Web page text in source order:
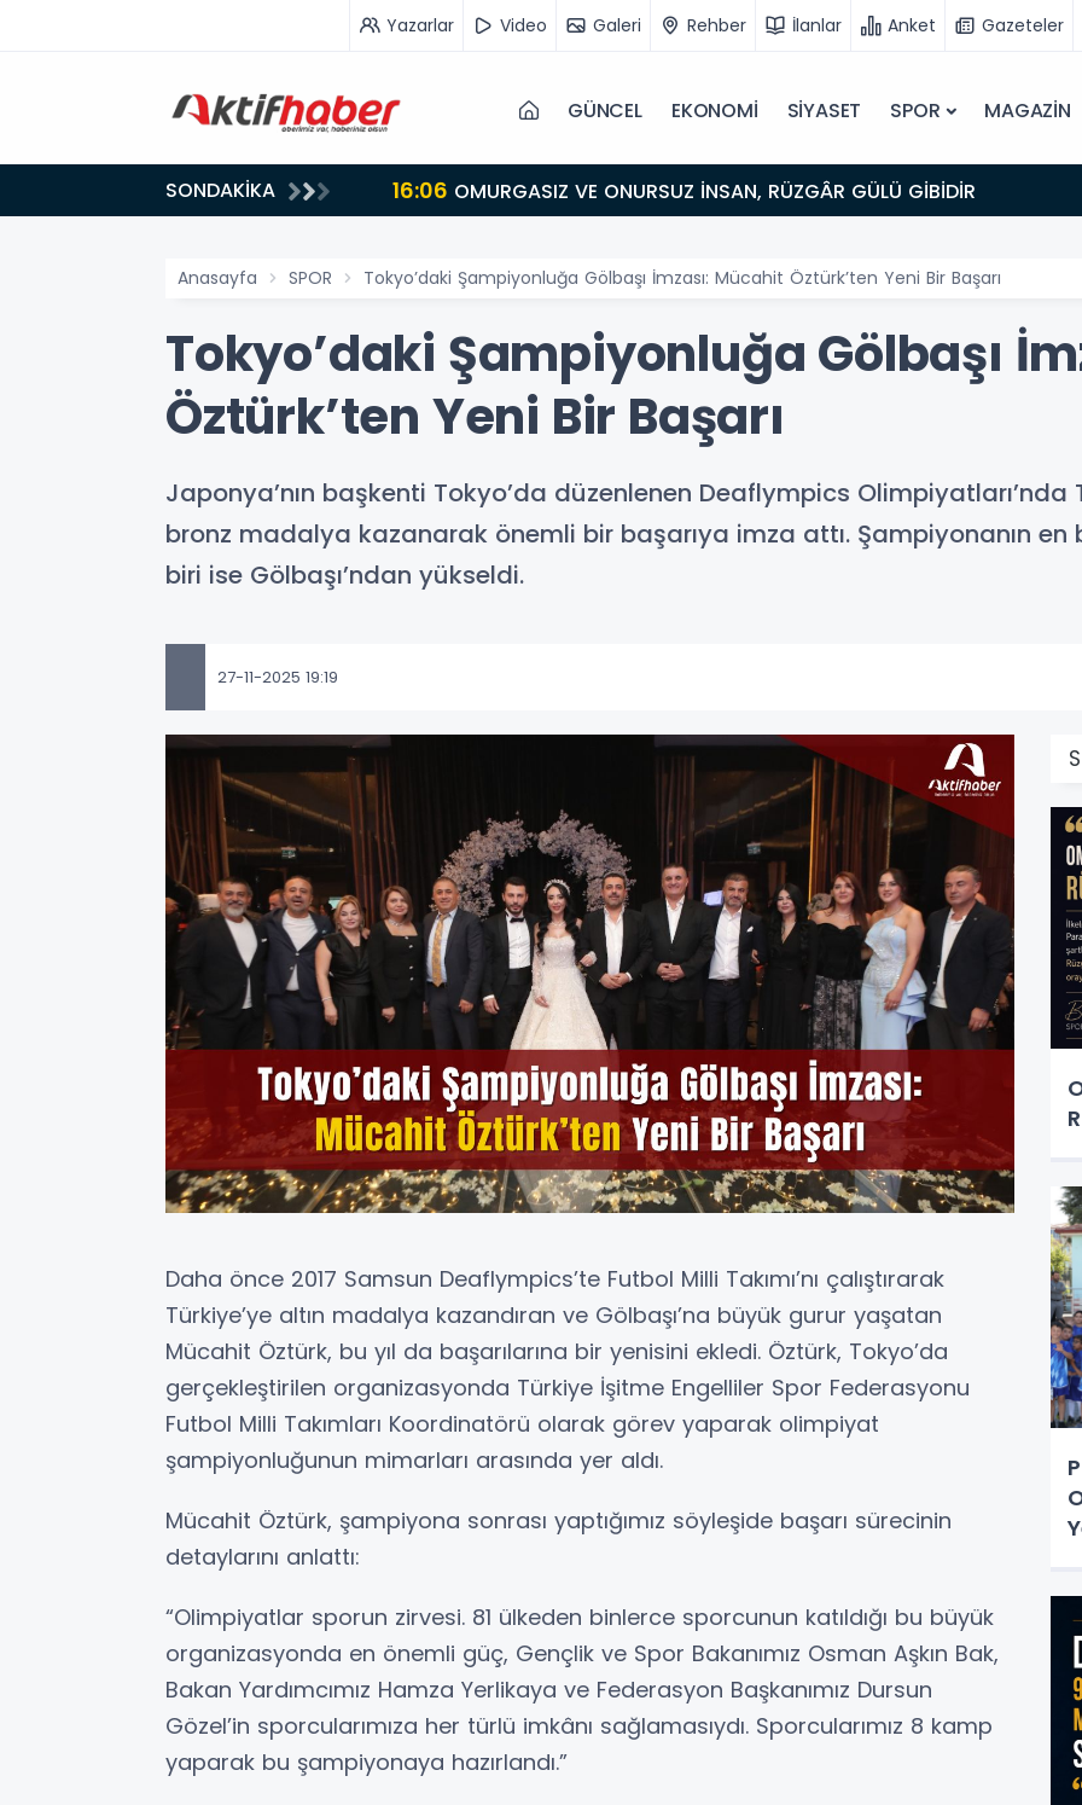
Yazarlar Video Galeri Rehber İlanlar Anket Gazeteler
GÜNCEL EKONOMİ SİYASET SPOR MAGAZİN
SONDAKİKA 16:06 OMURGASIZ VE ONURSUZ İNSAN, RÜZGÂR GÜLÜ GİBİDİR
Anasayfa SPOR Tokyo’daki Şampiyonluğa Gölbaşı İmzası: Mücahit Öztürk’ten Yeni Bir Başarı
Tokyo’daki Şampiyonluğa Gölbaşı
Öztürk’ten Yeni Bir Başarı
Japonya’nın başkenti Tokyo’da düzenlenen Deaflympics Olimpiyatları’nda
bronz madalya kazanarak önemli bir başarıya imza attı. Şampiyonanın
biri ise Gölbaşı’ndan yükseldi.
27-11-2025 19:19
Daha önce 2017 Samsun Deaflympics’te Futbol Milli Takımı’nı çalıştırarak
Türkiye’ye altın madalya kazandıran ve Gölbaşı’na büyük gurur yaşatan
Mücahit Öztürk, bu yıl da başarılarına bir yenisini ekledi. Öztürk, Tokyo’da
gerçekleştirilen organizasyonda Türkiye İşitme Engelliler Spor Federasyonu
Futbol Milli Takımları Koordinatörü olarak görev yaparak olimpiyat
şampiyonluğunun mimarları arasında yer aldı.
Mücahit Öztürk, şampiyona sonrası yaptığımız söyleşide başarı sürecinin
detaylarını anlattı:
“Olimpiyatlar sporun zirvesi. 81 ülkeden binlerce sporcunun katıldığı bu büyük
organizasyonda en önemli güç, Gençlik ve Spor Bakanımız Osman Aşkın Bak,
Bakan Yardımcımız Hamza Yerlikaya ve Federasyon Başkanımız Dursun
Gözel’in sporcularımıza her türlü imkânı sağlamasıydı. Sporcularımız 8 kamp
yaparak bu şampiyonaya hazırlandı.”